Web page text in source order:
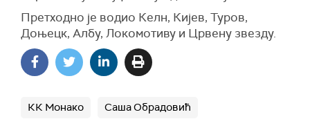
Претходно је водио Келн, Кијев, Туров,
Доњецк, Албу, Локомотиву и Црвену звезду.
КК Монако Саша Обрадовић